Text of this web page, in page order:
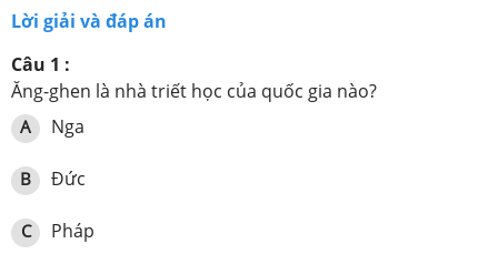
Lời giải và đáp án
Câu 1 :
Ăng-ghen là nhà triết học của quốc gia nào?
A Nga
B Đức
C Pháp